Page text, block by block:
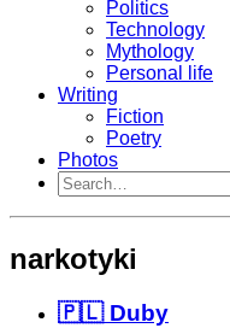
Politics
Technology
Mythology
Personal life
Writing
Fiction
Poetry
Photos
narkotyki
🇵🇱 Duby